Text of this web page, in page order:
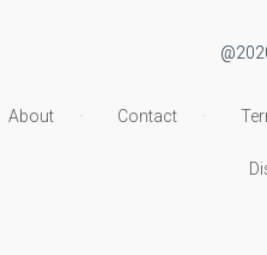
About Contact